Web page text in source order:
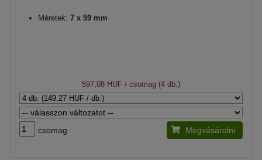
Méretek: 7 x 59 mm
597,08 HUF / csomag (4 db.)
csomag Megvásárolni